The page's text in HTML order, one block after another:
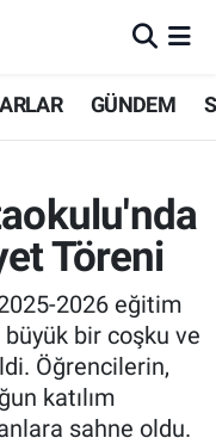
GÜNDEM
Töreni
2026 eğitim
bir coşku ve
Öğrencilerin,
katılım
sahne oldu.